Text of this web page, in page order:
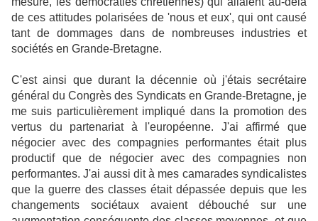
de ces attitudes polarisées de 'nous et eux', qui ont causé
tant de dommages dans de nombreuses industries et
sociétés en Grande-Bretagne.
C'est ainsi que durant la décennie où j'étais secrétaire
général du Congrès des Syndicats en Grande-Bretagne, je
me suis particulièrement impliqué dans la promotion des
vertus du partenariat à l'européenne. J'ai affirmé que
négocier avec des compagnies performantes était plus
productif que de négocier avec des compagnies non
performantes. J'ai aussi dit à mes camarades syndicalistes
que la guerre des classes était dépassée depuis que les
changements sociétaux avaient débouché sur une